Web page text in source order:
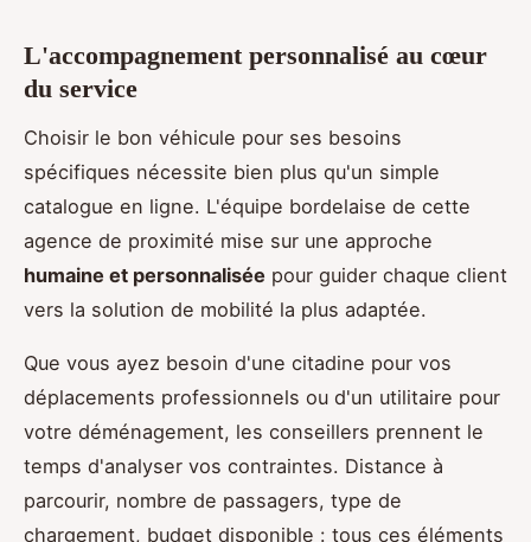
L'accompagnement personnalisé au cœur
du service
Choisir le bon véhicule pour ses besoins
spécifiques nécessite bien plus qu'un simple
catalogue en ligne. L'équipe bordelaise de cette
agence de proximité mise sur une approche
humaine et personnalisée pour guider chaque client
vers la solution de mobilité la plus adaptée.
Que vous ayez besoin d'une citadine pour vos
déplacements professionnels ou d'un utilitaire pour
votre déménagement, les conseillers prennent le
temps d'analyser vos contraintes. Distance à
parcourir, nombre de passagers, type de
chargement, budget disponible : tous ces éléments